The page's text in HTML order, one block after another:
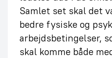
Samlet set skal det
bedre fysiske og
arbejdsbetingelser,
skal komme både